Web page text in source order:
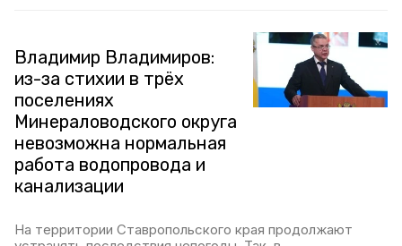
Владимир Владимиров:
из-за стихии в трёх
поселениях
Минераловодского округа
невозможна нормальная
работа водопровода и
канализации
На территории Ставропольского края продолжают